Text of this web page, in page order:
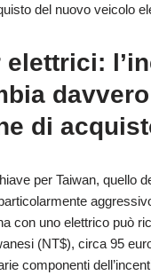
del nuovo veicolo
elettrici:
di
per Taiwan, quello
con uno elettrico può
(NT$), circa 95
componenti